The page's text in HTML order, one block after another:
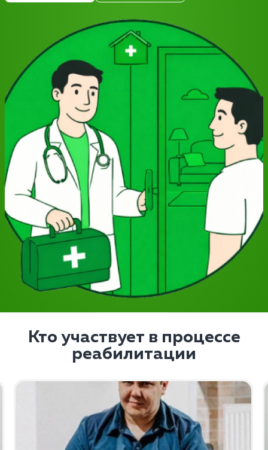
Кто участвует в процессе
реабилитации